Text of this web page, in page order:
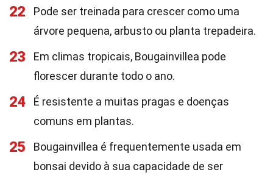
22
Pode ser treinada para crescer como uma
árvore pequena, arbusto ou planta trepadeira.
23
Em climas tropicais, Bougainvillea pode
florescer durante todo o ano.
24
É resistente a muitas pragas e doenças
comuns em plantas.
25
Bougainvillea é frequentemente usada em
bonsai devido à sua capacidade de ser